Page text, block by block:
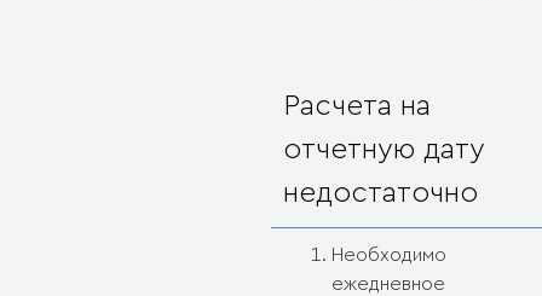
Расчета на
отчетную дату
недостаточно
Необходимо
ежедневное